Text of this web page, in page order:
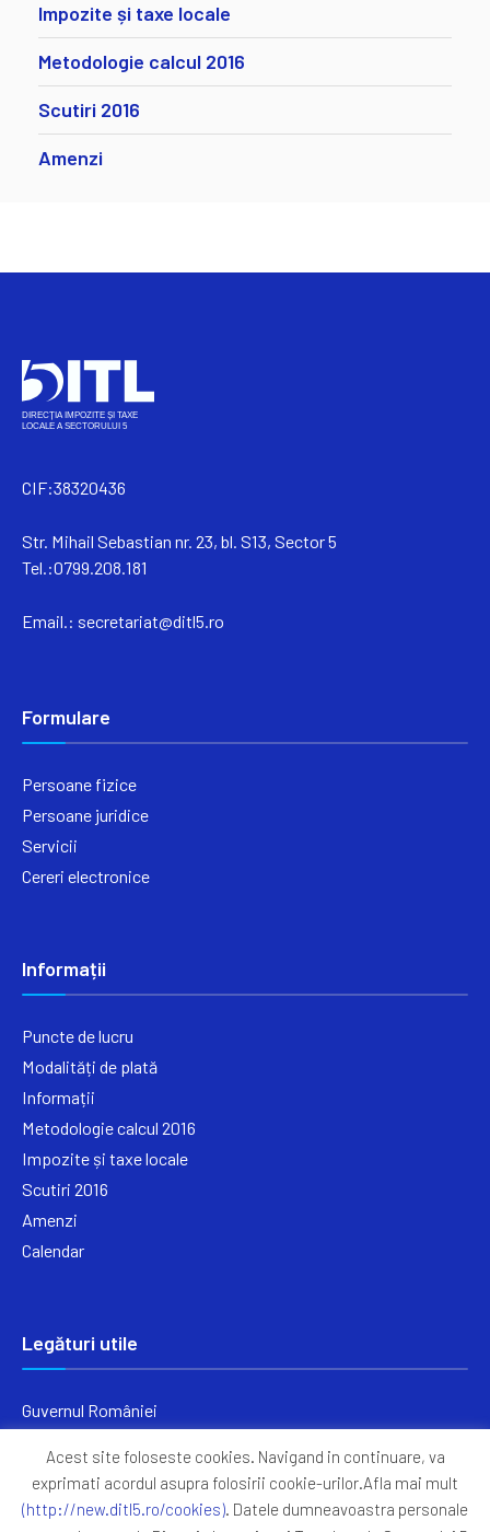
Impozite și taxe locale
Metodologie calcul 2016
Scutiri 2016
Amenzi
CIF:38320436
Str. Mihail Sebastian nr. 23, bl. S13, Sector 5
Tel.:0799.208.181
Email.: secretariat@ditl5.ro
Formulare
Persoane fizice
Persoane juridice
Servicii
Cereri electronice
Informații
Puncte de lucru
Modalități de plată
Informații
Metodologie calcul 2016
Impozite și taxe locale
Scutiri 2016
Amenzi
Calendar
Legături utile
Guvernul României
Primăria Sectorul 5
Acest site foloseste cookies. Navigand in continuare, va
exprimati acordul asupra folosirii cookie-urilor.Afla mai mult
(http://new.ditl5.ro/cookies). Datele dumneavoastra personale